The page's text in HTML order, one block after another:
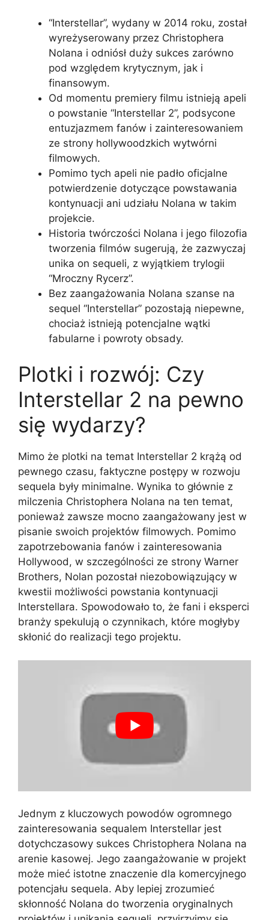
“Interstellar”, wydany w 2014 roku, został
wyreżyserowany przez Christophera
Nolana i odniósł duży sukces zarówno
pod względem krytycznym, jak i
finansowym.
Od momentu premiery filmu istnieją apeli
o powstanie “Interstellar 2”, podsycone
entuzjazmem fanów i zainteresowaniem
ze strony hollywoodzkich wytwórni
filmowych.
Pomimo tych apeli nie padło oficjalne
potwierdzenie dotyczące powstawania
kontynuacji ani udziału Nolana w takim
projekcie.
Historia twórczości Nolana i jego filozofia
tworzenia filmów sugerują, że zazwyczaj
unika on sequeli, z wyjątkiem trylogii
“Mroczny Rycerz”.
Bez zaangażowania Nolana szanse na
sequel “Interstellar” pozostają niepewne,
chociaż istnieją potencjalne wątki
fabularne i powroty obsady.
Plotki i rozwój: Czy
Interstellar 2 na pewno
się wydarzy?
Mimo że plotki na temat Interstellar 2 krążą od
pewnego czasu, faktyczne postępy w rozwoju
sequela były minimalne. Wynika to głównie z
milczenia Christophera Nolana na ten temat,
ponieważ zawsze mocno zaangażowany jest w
pisanie swoich projektów filmowych. Pomimo
zapotrzebowania fanów i zainteresowania
Hollywood, w szczególności ze strony Warner
Brothers, Nolan pozostał niezobowiązujący w
kwestii możliwości powstania kontynuacji
Interstellara. Spowodowało to, że fani i eksperci
branży spekulują o czynnikach, które mogłyby
skłonić do realizacji tego projektu.
Jednym z kluczowych powodów ogromnego
zainteresowania sequalem Interstellar jest
dotychczasowy sukces Christophera Nolana na
arenie kasowej. Jego zaangażowanie w projekt
może mieć istotne znaczenie dla komercyjnego
potencjału sequela. Aby lepiej zrozumieć
skłonność Nolana do tworzenia oryginalnych